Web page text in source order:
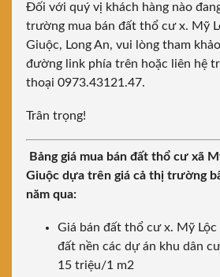
Đối với quý vị khách hàng nào
trường mua bán đất thổ cư x. Mỹ
Giuộc, Long An, vui lòng tham
đường link phía trên hoặc liên hệ
thoại 0973.43121.47.
Trân trọng!
Bảng giá mua bán đất thổ cư xã
Giuộc dựa trên giá cả thị trường
năm qua:
Giá bán đất thổ cư x. Mỹ Lộc
đất nền các dự án khu dân
15 triệu/1 m2